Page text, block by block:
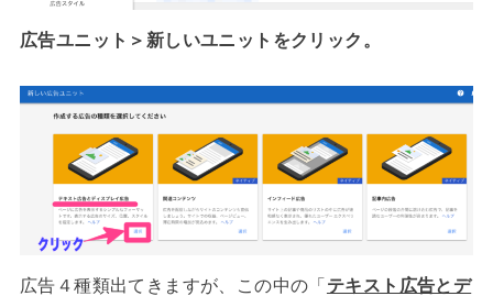
広告ユニット＞新しいユニットをクリック。
広告４種類出てきますが、この中の「テキスト広告とデ